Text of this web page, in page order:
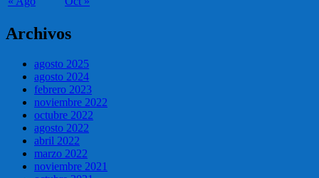
Archivos
agosto 2025
agosto 2024
febrero 2023
noviembre 2022
octubre 2022
agosto 2022
abril 2022
marzo 2022
noviembre 2021